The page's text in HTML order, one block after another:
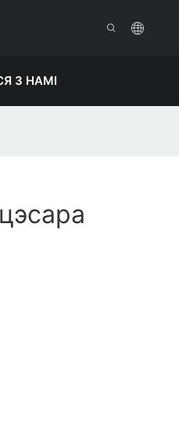
З НАМІ